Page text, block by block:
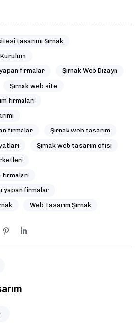
tasarımı Şırnak
firmalar Şırnak Web Dizayn
Şırnak web site
firmaları
firmalar Şırnak web tasarım
Şırnak web tasarım ofisi
firmaları
yapan firmalar
Web Tasarım Şırnak